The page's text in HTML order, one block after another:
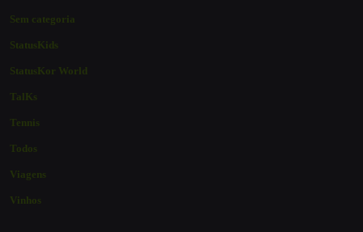
Sem categoria
StatusKids
StatusKor World
TalKs
Tennis
Todos
Viagens
Vinhos